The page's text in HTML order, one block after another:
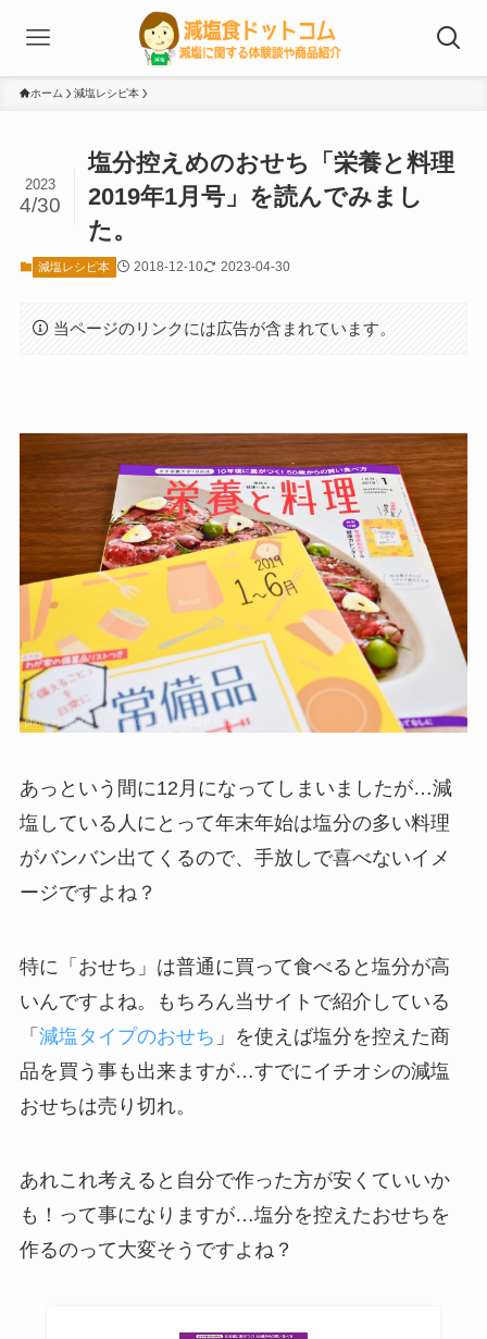
ホーム 減塩レシピ本
塩分控えめのおせち「栄養と料理
2019年1月号」を読んでみまし
た。
2023
4/30
減塩レシピ本 2018-12-10 2023-04-30
当ページのリンクには広告が含まれています。
あっという間に12月になってしまいましたが…減
塩している人にとって年末年始は塩分の多い料理
がバンバン出てくるので、手放しで喜べないイメ
ージですよね？
特に「おせち」は普通に買って食べると塩分が高
いんですよね。もちろん当サイトで紹介している
「 減塩タイプのおせち 」を使えば塩分を控えた商
品を買う事も出来ますが…すでにイチオシの減塩
おせちは売り切れ。
あれこれ考えると自分で作った方が安くていいか
も！って事になりますが…塩分を控えたおせちを
作るのって大変そうですよね？